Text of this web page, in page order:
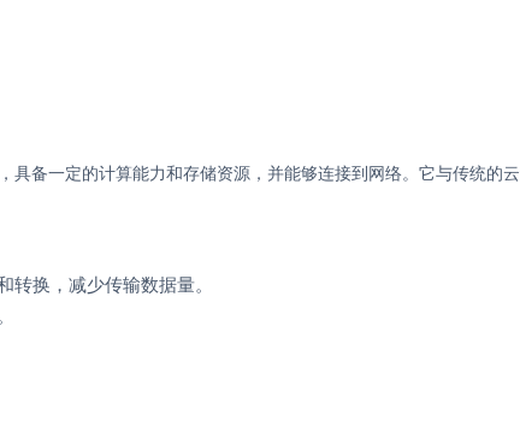
备一定的计算能力和存储资源，并能够连接到网络。它与传统的
换，减少传输数据量。